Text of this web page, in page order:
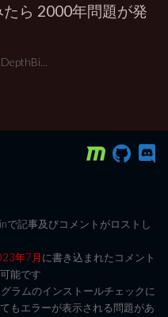
ら 2000年問題が発
で記事及びコメントがロストし
年7月に書き込まれたコメント
能です
ラムのインストールチェックに
もエラーが表示される問題があ